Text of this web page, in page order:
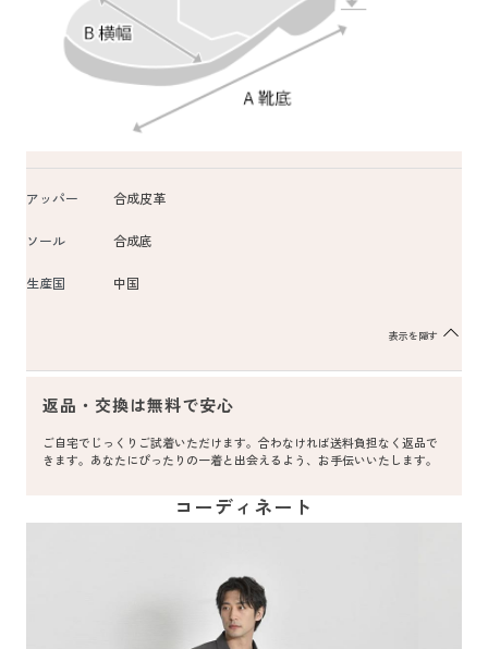
アッパー 合成皮革
ソール 合成底
生産国 中国
表示を隠す
返品・交換は無料で安心
ご自宅でじっくりご試着いただけます。合わなければ送料負担なく返品で
きます。あなたにぴったりの一着と出会えるよう、お手伝いいたします。
コーディネート